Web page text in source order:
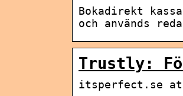
Bokadirekt
och används
Trustly:
itsperfect.se at